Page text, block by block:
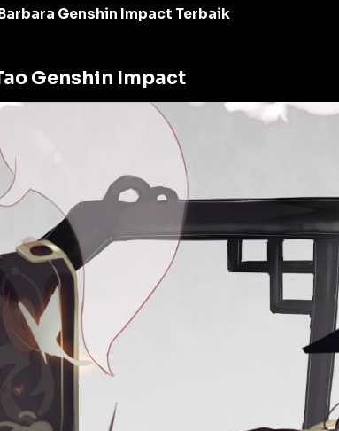
Genshin Impact Terbaik
Genshin Impact